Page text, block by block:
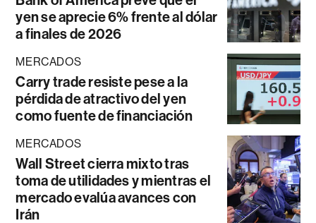
yen se aprecie 6% frente al dólar
a finales de 2026
MERCADOS
Carry trade resiste pese a la
pérdida de atractivo del yen
como fuente de financiación
MERCADOS
Wall Street cierra mixto tras
toma de utilidades y mientras el
mercado evalúa avances con
Irán